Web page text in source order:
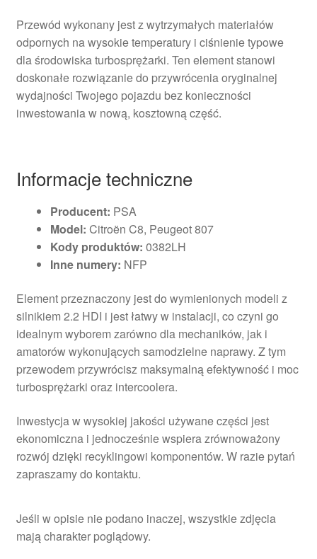
Przewód wykonany jest z wytrzymałych materiałów
odpornych na wysokie temperatury i ciśnienie typowe
dla środowiska turbosprężarki. Ten element stanowi
doskonałe rozwiązanie do przywrócenia oryginalnej
wydajności Twojego pojazdu bez konieczności
inwestowania w nową, kosztowną część.
Informacje techniczne
Producent: PSA
Model: Citroën C8, Peugeot 807
Kody produktów: 0382LH
Inne numery: NFP
Element przeznaczony jest do wymienionych modeli z
silnikiem 2.2 HDI i jest łatwy w instalacji, co czyni go
idealnym wyborem zarówno dla mechaników, jak i
amatorów wykonujących samodzielne naprawy. Z tym
przewodem przywrócisz maksymalną efektywność i moc
turbosprężarki oraz intercoolera.
Inwestycja w wysokiej jakości używane części jest
ekonomiczna i jednocześnie wspiera zrównoważony
rozwój dzięki recyklingowi komponentów. W razie pytań
zapraszamy do kontaktu.
Jeśli w opisie nie podano inaczej, wszystkie zdjęcia
mają charakter poglądowy.